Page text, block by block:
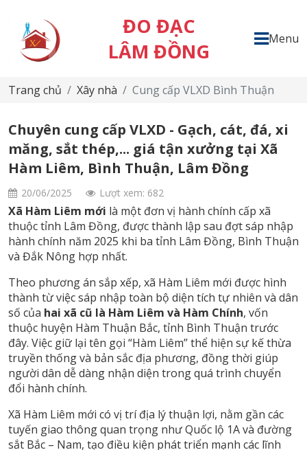
ĐO ĐẠC
LÂM ĐỒNG
Menu
Trang chủ Xây nhà Cung cấp VLXD Bình Thuận
Chuyên cung cấp VLXD - Gạch, cát, đá, xi
măng, sắt thép,... giá tận xưởng tại Xã
Hàm Liêm, Bình Thuận, Lâm Đồng
20/06/2025 Lượt xem: 682
Xã Hàm Liêm mới là một đơn vị hành chính cấp xã
thuộc tỉnh Lâm Đồng, được thành lập sau đợt sáp nhập
hành chính năm 2025 khi ba tỉnh Lâm Đồng, Bình Thuận
và Đắk Nông hợp nhất.
Theo phương án sắp xếp, xã Hàm Liêm mới được hình
thành từ việc sáp nhập toàn bộ diện tích tự nhiên và dân
số của hai xã cũ là Hàm Liêm và Hàm Chính, vốn
thuộc huyện Hàm Thuận Bắc, tỉnh Bình Thuận trước
đây. Việc giữ lại tên gọi “Hàm Liêm” thể hiện sự kế thừa
truyền thống và bản sắc địa phương, đồng thời giúp
người dân dễ dàng nhận diện trong quá trình chuyển
đổi hành chính.
Xã Hàm Liêm mới có vị trí địa lý thuận lợi, nằm gần các
tuyến giao thông quan trọng như Quốc lộ 1A và đường
sắt Bắc – Nam, tạo điều kiện phát triển mạnh các lĩnh